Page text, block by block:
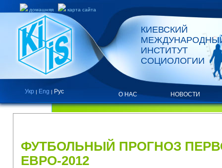
домашняя карта сайта
КИЕВСКИЙ
ИНСТИТУТ
СОЦИОЛОГИИ
Укр | Eng | Рус О НАС НОВОСТИ
ФУТБОЛЬНЫЙ ПРОГНОЗ
ЕВРО-2012